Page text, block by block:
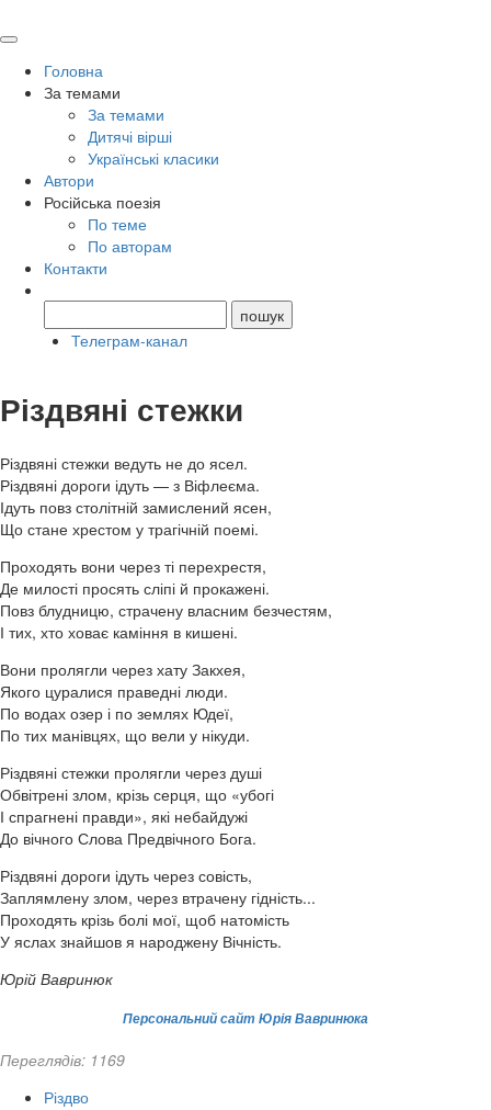
Головна
За темами
За темами
Дитячі вірші
Українські класики
Автори
Російська поезія
По теме
По авторам
Контакти
Телеграм-канал
Різдвяні стежки
Різдвяні стежки ведуть не до ясел.
Різдвяні дороги ідуть — з Віфлеєма.
Ідуть повз столітній замислений ясен,
Що стане хрестом у трагічній поемі.
Проходять вони через ті перехрестя,
Де милості просять сліпі й прокажені.
Повз блудницю, страчену власним безчестям,
І тих, хто ховає каміння в кишені.
Вони пролягли через хату Закхея,
Якого цуралися праведні люди.
По водах озер і по землях Юдеї,
По тих манівцях, що вели у нікуди.
Різдвяні стежки пролягли через душі
Обвітрені злом, крізь серця, що «убогі
І спрагнені правди», які небайдужі
До вічного Слова Предвічного Бога.
Різдвяні дороги ідуть через совість,
Заплямлену злом, через втрачену гідність...
Проходять крізь болі мої, щоб натомість
У яслах знайшов я народжену Вічність.
Юрій Вавринюк
Персональний сайт Юрія Вавринюка
Переглядів: 1169
Різдво